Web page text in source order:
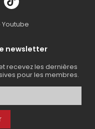
newsletter
recevez les dernières
pour les membres.